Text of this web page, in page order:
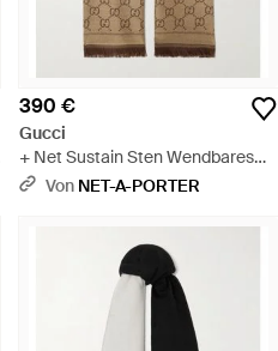
390 €
Gucci
+ Net Sustain Sten Wendbares
Tuch Aus Biowolle Mit
Von NET-A-PORTER